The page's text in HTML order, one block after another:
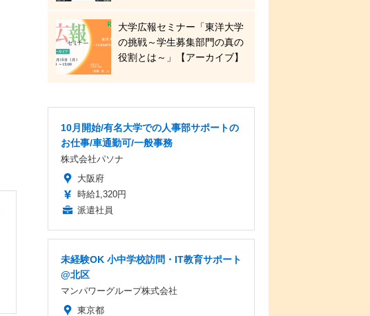
大学広報セミナー「東洋大学
の挑戦～学生募集部門の真の
役割とは～」【アーカイブ】
10月開始/有名大学での人事部サポートの
お仕事/車通勤可/一般事務
株式会社パソナ
大阪府
時給1,320円
派遣社員
未経験OK 小中学校訪問・IT教育サポート
@北区
マンパワーグループ株式会社
東京都